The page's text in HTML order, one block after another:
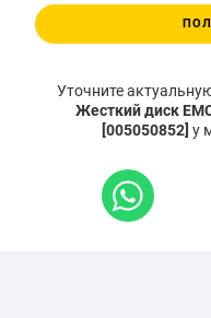
Уточните
Жесткий диск
[005050852] у